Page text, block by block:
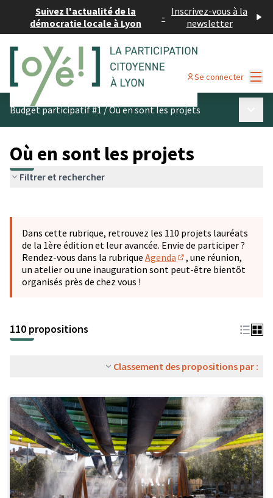
Suivez l'actualité de la
démocratie locale à Lyon
- Inscrivez-vous à la
newsletter
Se connecter
Budget participatif #1/Où en sont les projets
Où en sont les projets
Filtrer et rechercher
−
Dans cette rubrique, retrouvez les 110 projets lauréats
de la 1ère édition et leur avancée. Envie de participer ?
Rendez-vous dans la rubrique Agenda
(S'ouvre dans un
, une réunion,
un atelier ou une inauguration sont peut-être bientôt
organisés près de chez vous !
110 propositions
Classement des propositions par :